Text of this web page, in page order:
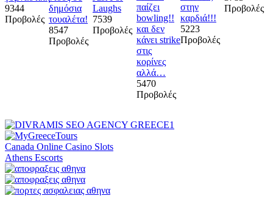
9344
Προβολές
δημόσια
τουαλέτα!
8547
Προβολές
Laughs
7539
Προβολές
παίζει
bowling!!
και δεν
κάνει strike
στις
κορίνες
αλλά…
5470
Προβολές
στην
καρδιά!!!
5223
Προβολές
Προβολές
Canada Online Casino Slots
Athens Escorts